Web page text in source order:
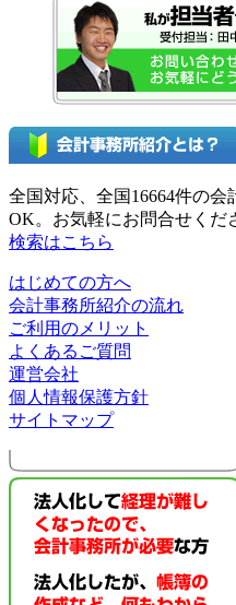
全国対応、全国16664件の
OK。お気軽にお問合せくだ
検索はこちら
はじめての方へ
会計事務所紹介の流れ
ご利用のメリット
よくあるご質問
運営会社
個人情報保護方針
サイトマップ